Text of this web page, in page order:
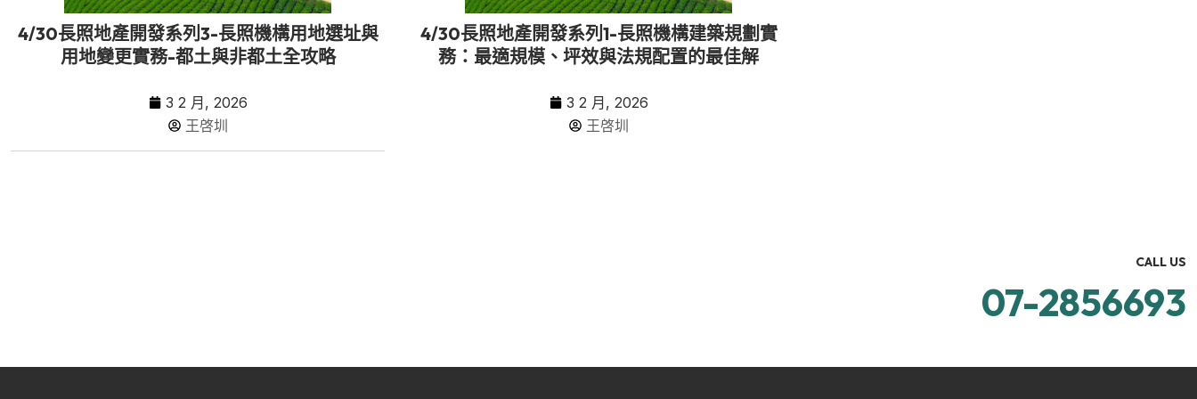
4/30長照地產開發系列3-長照機構用地選址與
用地變更實務-都土與非都土全攻略
3 2 月, 2026
王啓圳
4/30長照地產開發系列1-長照機構建築規劃實
務：最適規模、坪效與法規配置的最佳解
3 2 月, 2026
王啓圳
CALL US
07-2856693